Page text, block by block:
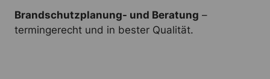
Brandschutzplanung- und Beratung –
termingerecht und in bester Qualität.